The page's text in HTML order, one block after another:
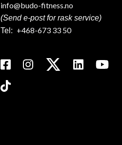
info@budo-fitness.no
(Send e-post for rask service)
Tel: +468-673 33 50